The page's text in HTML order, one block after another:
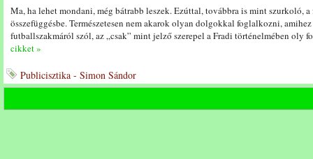
Ma, ha lehet mondani, még bátrabb leszek. Ezúttal, továbbra is mint szurkoló,
összefüggésbe. Természetesen nem akarok olyan dolgokkal foglalkozni,
futballszakmáról szól, az „csak” mint jelző szerepel a Fradi történelmében oly
cikket »
Publicisztika - Simon Sándor